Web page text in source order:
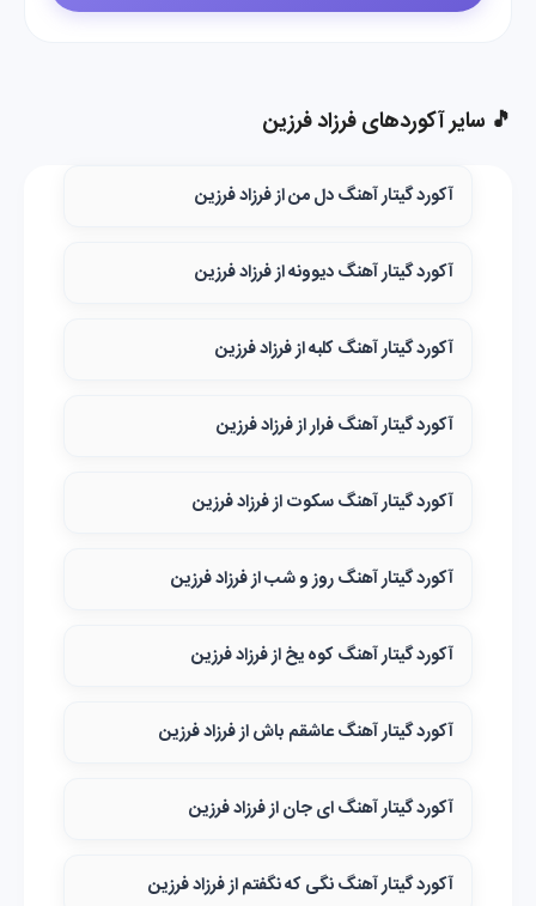
🎵 سایر آکوردهای فرزاد فرزین
آکورد گیتار آهنگ دل من از فرزاد فرزین
آکورد گیتار آهنگ دیوونه از فرزاد فرزین
آکورد گیتار آهنگ کلبه از فرزاد فرزین
آکورد گیتار آهنگ فرار از فرزاد فرزین
آکورد گیتار آهنگ سکوت از فرزاد فرزین
آکورد گیتار آهنگ روز و شب از فرزاد فرزین
آکورد گیتار آهنگ کوه یخ از فرزاد فرزین
آکورد گیتار آهنگ عاشقم باش از فرزاد فرزین
آکورد گیتار آهنگ ای جان از فرزاد فرزین
آکورد گیتار آهنگ نگی که نگفتم از فرزاد فرزین